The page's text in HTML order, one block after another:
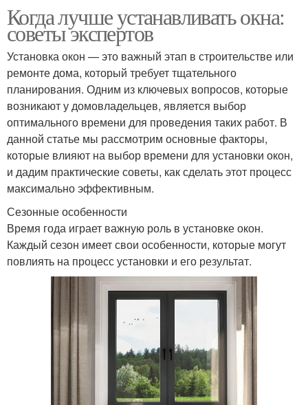
Когда лучше устанавливать окна:
советы экспертов
Установка окон — это важный этап в строительстве или
ремонте дома, который требует тщательного
планирования. Одним из ключевых вопросов, которые
возникают у домовладельцев, является выбор
оптимального времени для проведения таких работ. В
данной статье мы рассмотрим основные факторы,
которые влияют на выбор времени для установки окон,
и дадим практические советы, как сделать этот процесс
максимально эффективным.
Сезонные особенности
Время года играет важную роль в установке окон.
Каждый сезон имеет свои особенности, которые могут
повлиять на процесс установки и его результат.